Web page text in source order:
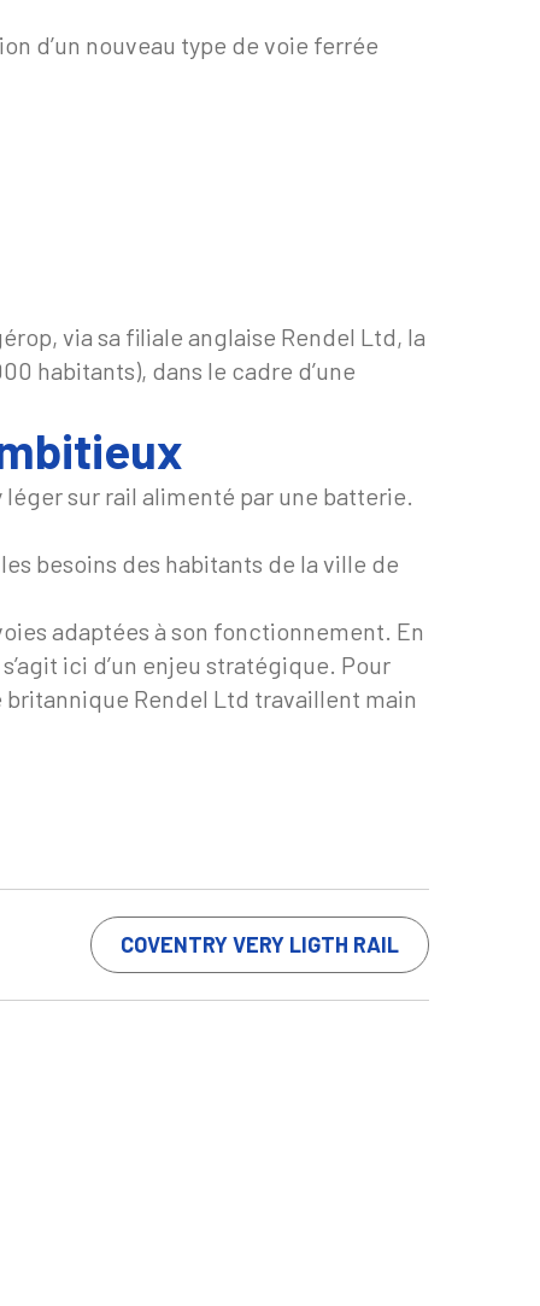
d’un nouveau type de voie ferrée
via sa filiale anglaise Rendel Ltd, la
habitants), dans le cadre d’une
sur rail alimenté par une batterie.
besoins des habitants de la ville de
adaptées à son fonctionnement. En
ici d’un enjeu stratégique. Pour
Rendel Ltd travaillent main
COVENTRY VERY LIGTH RAIL